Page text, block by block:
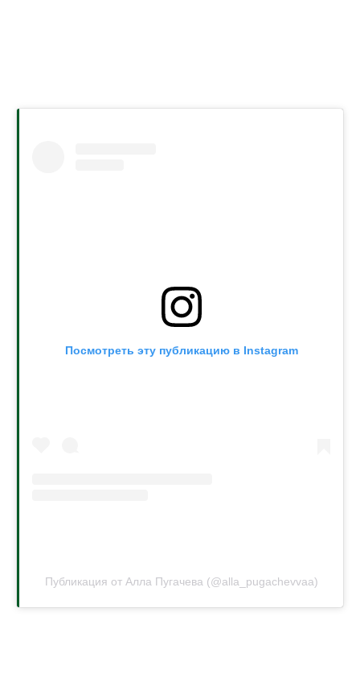
Посмотреть эту публикацию в Instagram
Публикация от Алла Пугачева (@alla_pugachevvaa)